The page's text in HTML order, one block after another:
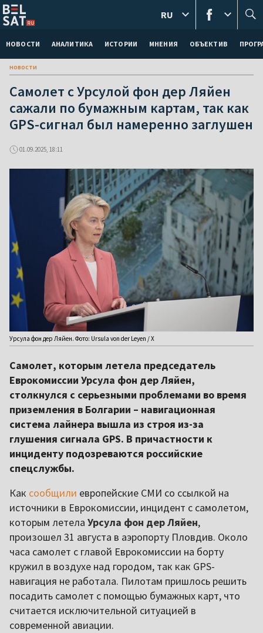
НОВОСТИ АНАЛИТИКА ИСТОРИИ МНЕНИЯ ОБЪЕКТИВ
RU
новости
Самолет с Урсулой фон дер Ляйен
сажали по бумажным картам, так как
GPS-сигнал был намеренно заглушен
01.09.2025, 18:11
Урсула фон дер Ляйен. Фото: Ursula von der Leyen / Х
Самолет, которым летела председатель
Еврокомиссии Урсула фон дер Ляйен,
столкнулся с серьезными проблемами во время
приземления в Болгарии – навигационная
система лайнера вышла из строя из-за
глушения сигнала GPS. В причастности к
инциденту подозреваются российские
спецслужбы.
Как сообщили европейские СМИ со ссылкой на
источники в Еврокомиссии, инцидент с самолетом,
которым летела Урсула фон дер Ляйен,
произошел 31 августа в аэропорту Пловдив. Около
часа самолет с главой Еврокомиссии на борту
кружил в воздухе над городом, так как GPS-
навигация не работала. Пилотам пришлось решить
посадить самолет с помощью бумажных карт, что
считается исключительной ситуацией в
современной авиации.